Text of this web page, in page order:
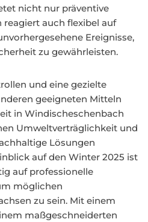
nicht nur präventive
reagiert auch flexibel auf
Ereignisse,
zu gewährleisten.
und eine gezielte
geeigneten Mitteln
in Windischeschenbach
Umweltverträglichkeit und
Lösungen
auf den Winter 2025 ist
auf professionelle
möglichen
zu sein. Mit einem
maßgeschneiderten